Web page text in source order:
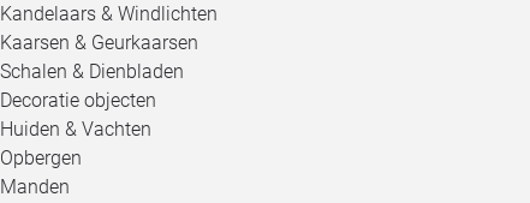
Kandelaars & Windlichten
Kaarsen & Geurkaarsen
Schalen & Dienbladen
Decoratie objecten
Huiden & Vachten
Opbergen
Manden